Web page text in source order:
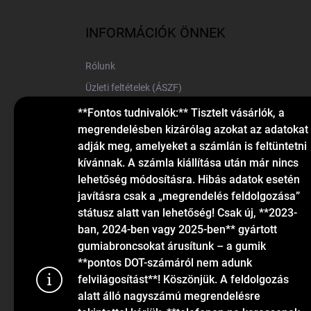
**Fontos tudnivalók:** Tisztelt vásárlók, a
megrendelésben kizárólag azokat az adatokat
adják meg, amelyeket a számlán is feltüntetni
kívánnak. A számla kiállítása után már nincs
lehetőség módosításra. Hibás adatok esetén
javításra csak a „megrendelés feldolgozása”
státusz alatt van lehetőség! Csak új, **2023-
ban, 2024-ben vagy 2025-ben** gyártott
gumiabroncsokat árusítunk – a gumik
**pontos DOT-számáról nem adunk
felvilágosítást**! Köszönjük. A feldolgozás
alatt álló nagyszámú megrendelésre
INFORMÁCIÓK ÖNNEK
Rólunk
Üzleti feltételek (ÁSZF)
Elérhetőségek
Blog
KAPCSOLAT
info@gumiok.hu